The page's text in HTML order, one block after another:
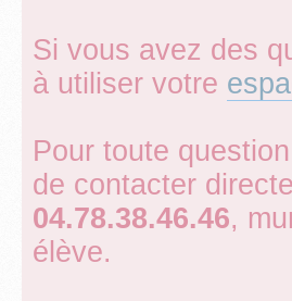
Si vous avez des
à utiliser votre
Pour toute
de contacter
04.78.38.46.46,
élève.